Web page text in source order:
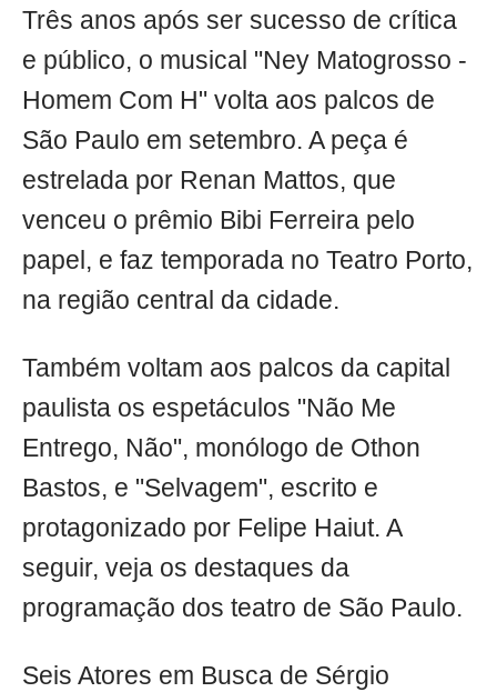
Três anos após ser sucesso de crítica
e público, o musical "Ney Matogrosso -
Homem Com H" volta aos palcos de
São Paulo em setembro. A peça é
estrelada por Renan Mattos, que
venceu o prêmio Bibi Ferreira pelo
papel, e faz temporada no Teatro Porto,
na região central da cidade.
Também voltam aos palcos da capital
paulista os espetáculos "Não Me
Entrego, Não", monólogo de Othon
Bastos, e "Selvagem", escrito e
protagonizado por Felipe Haiut. A
seguir, veja os destaques da
programação dos teatro de São Paulo.
Seis Atores em Busca de Sérgio